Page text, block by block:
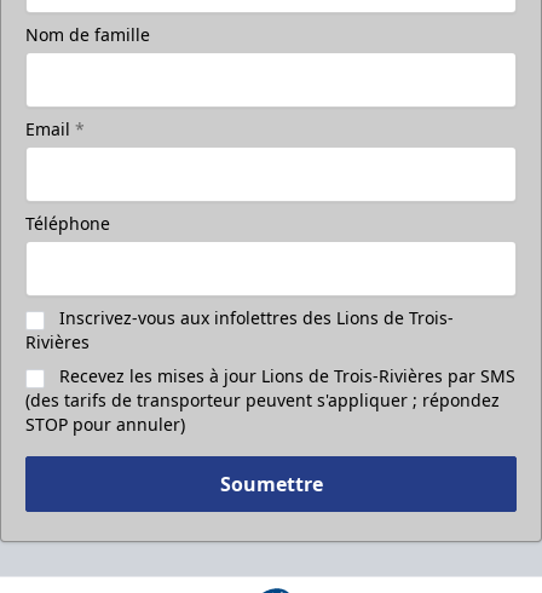
Nom de famille
Email *
Téléphone
Inscrivez-vous aux infolettres des Lions de Trois-
Rivières
Recevez les mises à jour Lions de Trois-Rivières par SMS
(des tarifs de transporteur peuvent s'appliquer ; répondez
STOP pour annuler)
Soumettre